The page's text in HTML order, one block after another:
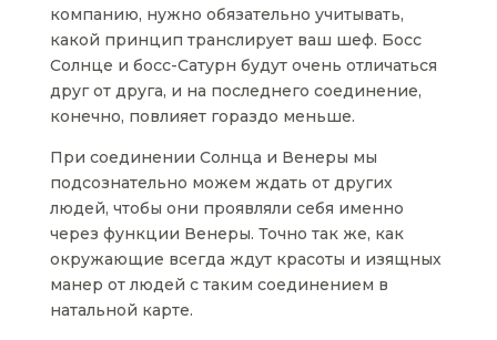
компанию, нужно обязательно учитывать,
какой принцип транслирует ваш шеф. Босс
Солнце и босс-Сатурн будут очень отличаться
друг от друга, и на последнего соединение,
конечно, повлияет гораздо меньше.
При соединении Солнца и Венеры мы
подсознательно можем ждать от других
людей, чтобы они проявляли себя именно
через функции Венеры. Точно так же, как
окружающие всегда ждут красоты и изящных
манер от людей с таким соединением в
натальной карте.